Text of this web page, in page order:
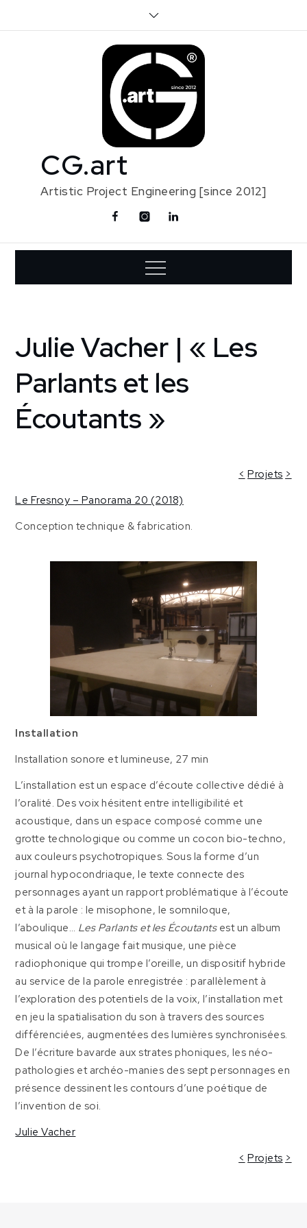
CG.art
Artistic Project Engineering [since 2012]
FacebookInstagramLinkedin
Home
Creative
Le Fresnoy
[Tourcoing,
France]
Écoutants »
Julie Vacher | « Les
Parlants et les
Écoutants »
< Projets >
Le Fresnoy – Panorama 20 (2018)
Conception technique & fabrication.
Installation
Installation sonore et lumineuse, 27 min
L’installation est un espace d’écoute collective dédié à
l’oralité. Des voix hésitent entre intelligibilité et
acoustique, dans un espace composé comme une
grotte technologique ou comme un cocon bio-techno,
aux couleurs psychotropiques. Sous la forme d’un
journal hypocondriaque, le texte connecte des
personnages ayant un rapport problématique à l’écoute
et à la parole : le misophone, le somniloque,
l’aboulique… Les Parlants et les Écoutantsest un album
musical où le langage fait musique, une pièce
radiophonique qui trompe l’oreille, un dispositif hybride
au service de la parole enregistrée : parallèlement à
l’exploration des potentiels de la voix, l’installation met
en jeu la spatialisation du son à travers des sources
différenciées, augmentées des lumières synchronisées.
De l’écriture bavarde aux strates phoniques, les néo-
pathologies et archéo-manies des sept personnages en
présence dessinent les contours d’une poétique de
l’invention de soi.
Julie Vacher
< Projets >